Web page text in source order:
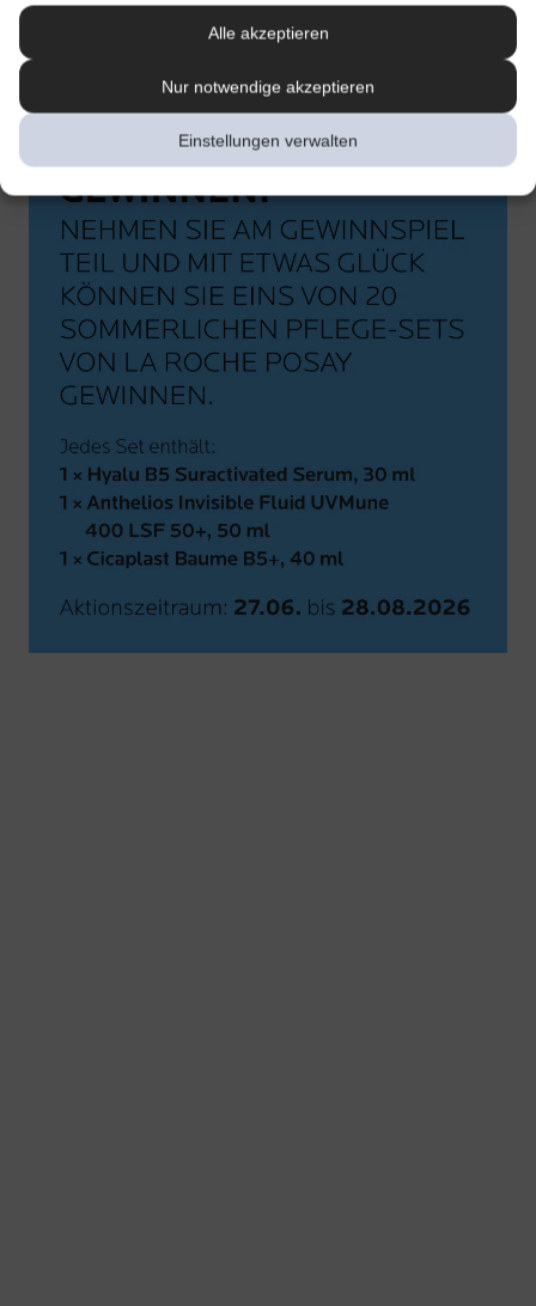
Alle akzeptieren
Nur notwendige akzeptieren
Einstellungen verwalten